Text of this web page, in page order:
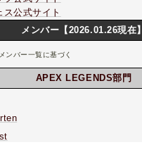
ス公式サイト
メンバー【2026.01.26現在】
ンバー一覧に基づく
APEX LEGENDS部門